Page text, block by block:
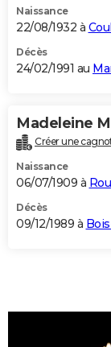
Naissance
22/08/1932 à
Décès
24/02/1991 au
Madeleine
Créer une
Naissance
06/07/1909 à
Décès
09/12/1989 à